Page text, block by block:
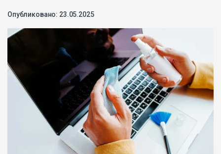
Опубликовано: 23.05.2025